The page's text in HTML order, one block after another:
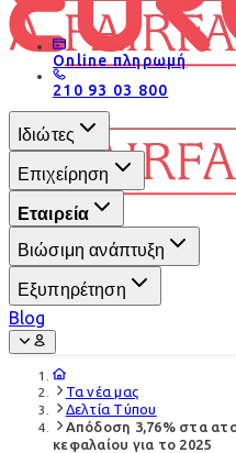
Online πληρωμή
210 93 03 800
Ιδιώτες
Επιχείρηση
Εταιρεία
Βιώσιμη ανάπτυξη
Εξυπηρέτηση
Blog
Τα νέα μας
Δελτία Τύπου
Απόδοση 3,76% στα
κεφαλαίου για το 2025